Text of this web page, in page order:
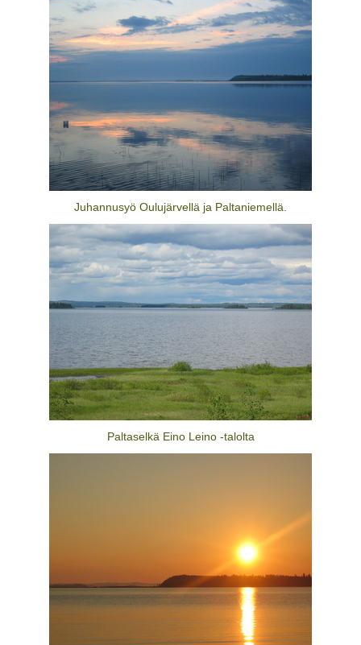
Juhannusyö Oulujärvellä ja Paltaniemellä.
Paltaselkä Eino Leino -talolta